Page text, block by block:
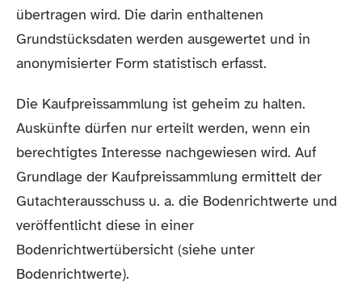
übertragen wird. Die darin enthaltenen
Grundstücksdaten werden ausgewertet und in
anonymisierter Form statistisch erfasst.
Die Kaufpreissammlung ist geheim zu halten.
Auskünfte dürfen nur erteilt werden, wenn ein
berechtigtes Interesse nachgewiesen wird. Auf
Grundlage der Kaufpreissammlung ermittelt der
Gutachterausschuss u. a. die Bodenrichtwerte und
veröffentlicht diese in einer
Bodenrichtwertübersicht (siehe unter
Bodenrichtwerte).